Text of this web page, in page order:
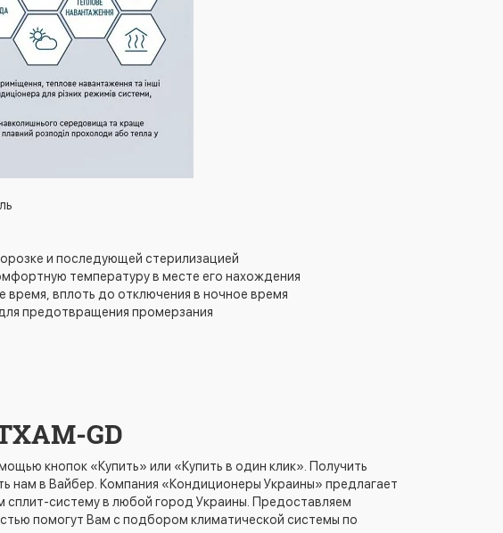
и последующей стерилизацией
температуру в месте его нахождения
время, вплоть до отключения в ночное время
предотвращения промерзания
GD
кнопок «Купить» или «Купить в один клик». Получить
нам в Вайбер. Компания «Кондиционеры Украины» предлагает
систему в любой город Украины. Предоставляем
помогут Вам с подбором климатической системы по